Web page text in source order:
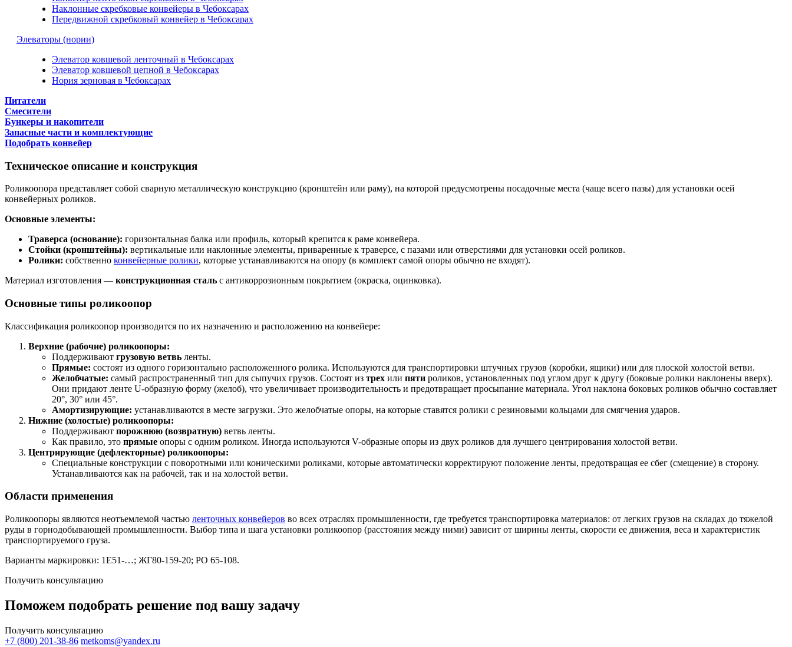
Наклонные скребковые конвейеры в Чебоксарах
Передвижной скребковый конвейер в Чебоксарах
Элеваторы (нории)
Элеватор ковшевой ленточный в Чебоксарах
Элеватор ковшевой цепной в Чебоксарах
Нория зерновая в Чебоксарах
Питатели
Смесители
Бункеры и накопители
Запасные части и комплектующие
Подобрать конвейер
Техническое описание и конструкция
Роликоопора представляет собой сварную металлическую конструкцию (кронштейн или раму), на которой предусмотрены посадочные места (чаще всего пазы) для установки осей
конвейерных роликов.
Основные элементы:
Траверса (основание): горизонтальная балка или профиль, который крепится к раме конвейера.
Стойки (кронштейны): вертикальные или наклонные элементы, приваренные к траверсе, с пазами или отверстиями для установки осей роликов.
Ролики: собственно конвейерные ролики, которые устанавливаются на опору (в комплект самой опоры обычно не входят).
Материал изготовления — конструкционная сталь с антикоррозионным покрытием (окраска, оцинковка).
Основные типы роликоопор
Классификация роликоопор производится по их назначению и расположению на конвейере:
Верхние (рабочие) роликоопоры:
Поддерживают грузовую ветвь ленты.
Прямые: состоят из одного горизонтально расположенного ролика. Используются для транспортировки штучных грузов (коробки, ящики) или для плоской холостой ветви.
Желобчатые: самый распространенный тип для сыпучих грузов. Состоят из трех или пяти роликов, установленных под углом друг к другу (боковые ролики наклонены вверх).
Они придают ленте U-образную форму (желоб), что увеличивает производительность и предотвращает просыпание материала. Угол наклона боковых роликов обычно составляет
20°, 30° или 45°.
Амортизирующие: устанавливаются в месте загрузки. Это желобчатые опоры, на которые ставятся ролики с резиновыми кольцами для смягчения ударов.
Нижние (холостые) роликоопоры:
Поддерживают порожнюю (возвратную) ветвь ленты.
Как правило, это прямые опоры с одним роликом. Иногда используются V-образные опоры из двух роликов для лучшего центрирования холостой ветви.
Центрирующие (дефлекторные) роликоопоры:
Специальные конструкции с поворотными или коническими роликами, которые автоматически корректируют положение ленты, предотвращая ее сбег (смещение) в сторону.
Устанавливаются как на рабочей, так и на холостой ветви.
Области применения
Роликоопоры являются неотъемлемой частью ленточных конвейеров во всех отраслях промышленности, где требуется транспортировка материалов: от легких грузов на складах до тяжелой
руды в горнодобывающей промышленности. Выбор типа и шага установки роликоопор (расстояния между ними) зависит от ширины ленты, скорости ее движения, веса и характеристик
транспортируемого груза.
Варианты маркировки: 1Е51-…; ЖГ80-159-20; РО 65-108.
Получить консультацию
Поможем подобрать решение под вашу задачу
Получить консультацию
+7 (800) 201-38-86 metkoms@yandex.ru